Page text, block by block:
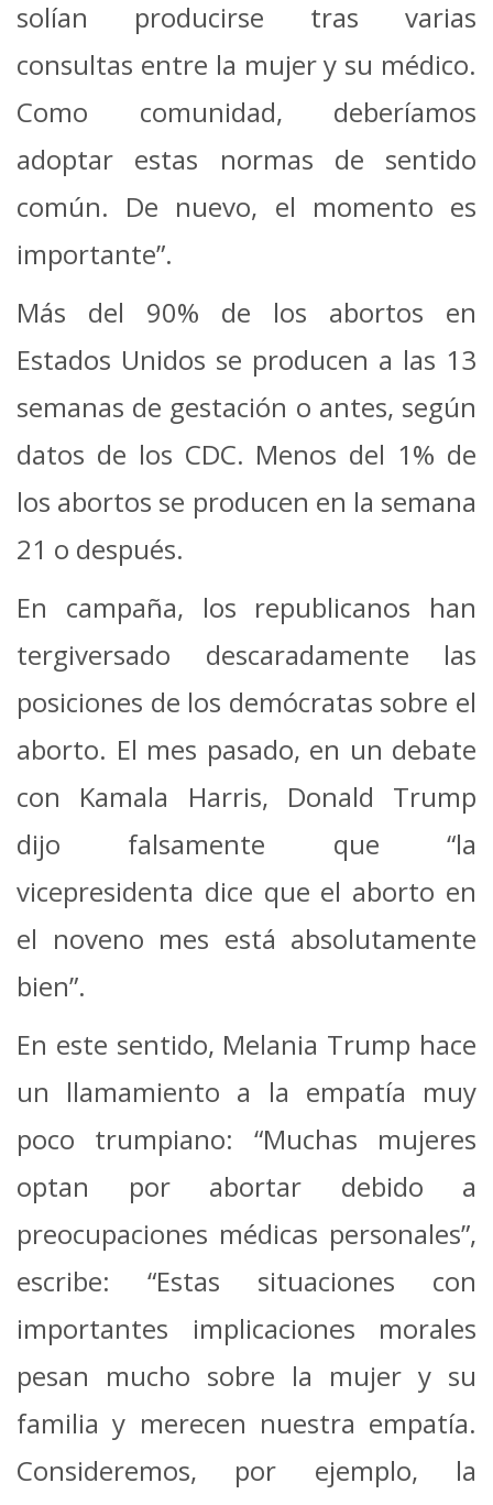
solían producirse tras varias
consultas entre la mujer y su médico.
Como comunidad, deberíamos
adoptar estas normas de sentido
común. De nuevo, el momento es
importante”.
Más del 90% de los abortos en
Estados Unidos se producen a las 13
semanas de gestación o antes, según
datos de los CDC. Menos del 1% de
los abortos se producen en la semana
21 o después.
En campaña, los republicanos han
tergiversado descaradamente las
posiciones de los demócratas sobre el
aborto. El mes pasado, en un debate
con Kamala Harris, Donald Trump
dijo falsamente que “la
vicepresidenta dice que el aborto en
el noveno mes está absolutamente
bien”.
En este sentido, Melania Trump hace
un llamamiento a la empatía muy
poco trumpiano: “Muchas mujeres
optan por abortar debido a
preocupaciones médicas personales”,
escribe: “Estas situaciones con
importantes implicaciones morales
pesan mucho sobre la mujer y su
familia y merecen nuestra empatía.
Consideremos, por ejemplo, la